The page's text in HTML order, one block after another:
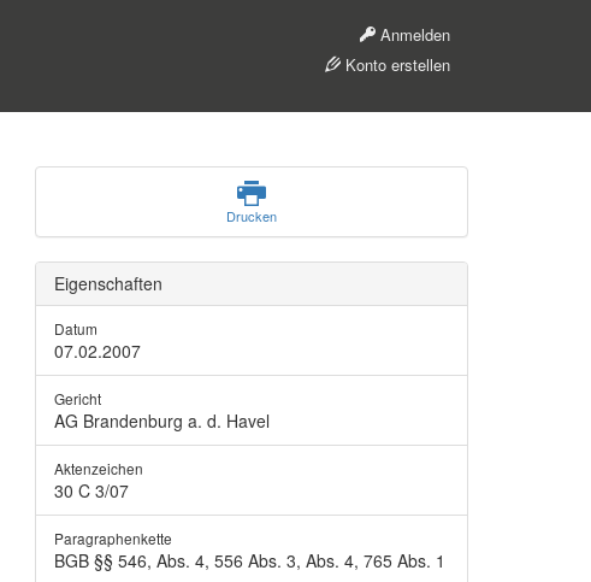
Anmelden
Konto erstellen
Drucken
Eigenschaften
Datum
07.02.2007
Gericht
AG Brandenburg a. d. Havel
Aktenzeichen
30 C 3/07
Paragraphenkette
BGB §§ 546, Abs. 4, 556 Abs. 3, Abs. 4, 765 Abs. 1